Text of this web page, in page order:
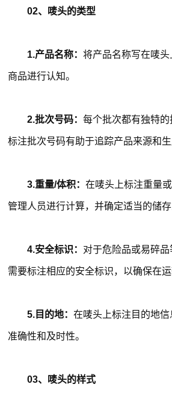
02、唛头的类型
1.产品名称：将产品名称写在唛
商品进行认知。
2.批次号码：每个批次都有独特
标注批次号码有助于追踪产品来源和生
3.重量/体积：在唛头上标注重量
管理人员进行计算，并确定适当的储存
4.安全标识： 对于危险品或易碎
需要标注相应的安全标识，以确保在运
5.目的地：在唛头上标注目的地
准确性和及时性。
03、唛头的样式